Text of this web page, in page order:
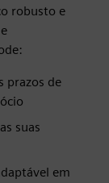
robusto e
prazos de
suas
em